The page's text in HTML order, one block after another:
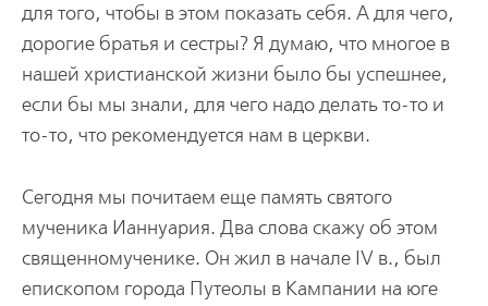
для того, чтобы в этом показать себя. А для чего,
дорогие братья и сестры? Я думаю, что многое в
нашей христианской жизни было бы успешнее,
если бы мы знали, для чего надо делать то-то и
то-то, что рекомендуется нам в церкви.
Сегодня мы почитаем еще память святого
мученика Ианнуария. Два слова скажу об этом
священномученике. Он жил в начале IV в., был
епископом города Путеолы в Кампании на юге